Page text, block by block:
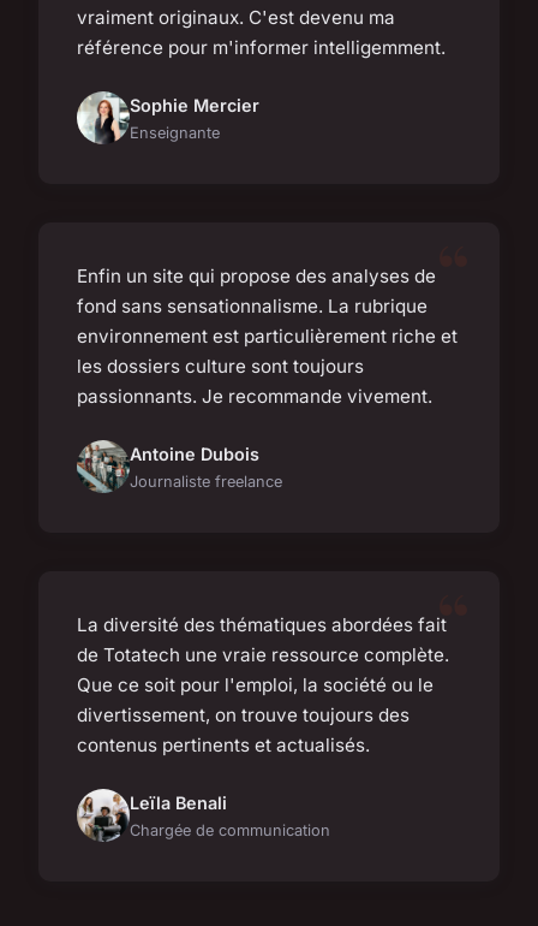
vraiment originaux. C'est devenu ma
référence pour m'informer intelligemment.
Sophie Mercier
Enseignante
Enfin un site qui propose des analyses de
fond sans sensationnalisme. La rubrique
environnement est particulièrement riche et
les dossiers culture sont toujours
passionnants. Je recommande vivement.
Antoine Dubois
Journaliste freelance
La diversité des thématiques abordées fait
de Totatech une vraie ressource complète.
Que ce soit pour l'emploi, la société ou le
divertissement, on trouve toujours des
contenus pertinents et actualisés.
Leïla Benali
Chargée de communication